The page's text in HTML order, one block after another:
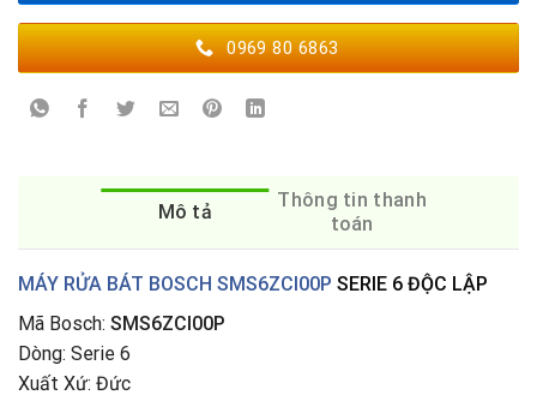
0969 80 6863
Mô tả
Thông tin thanh
toán
MÁY RỬA BÁT BOSCH SMS6ZCI00P SERIE 6 ĐỘC LẬP
Mã Bosch: SMS6ZCI00P
Dòng: Serie 6
Xuất Xứ: Đức